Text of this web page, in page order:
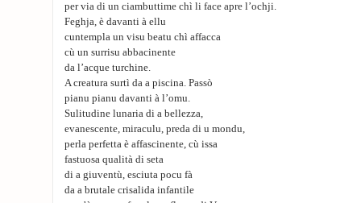
per via di un ciambuttime chì li face apre l’ochji.
Feghja, è davanti à ellu
cuntempla un visu beatu chì affacca
cù un surrisu abbacinente
da l’acque turchine.
A creatura surtì da a piscina. Passò
pianu pianu davanti à l’omu.
Sulitudine lunaria di a bellezza,
evanescente, miraculu, preda di u mondu,
perla perfetta è affascinente, cù issa
fastuosa qualità di seta
di a giuventù, esciuta pocu fà
da a brutale crisalida infantile